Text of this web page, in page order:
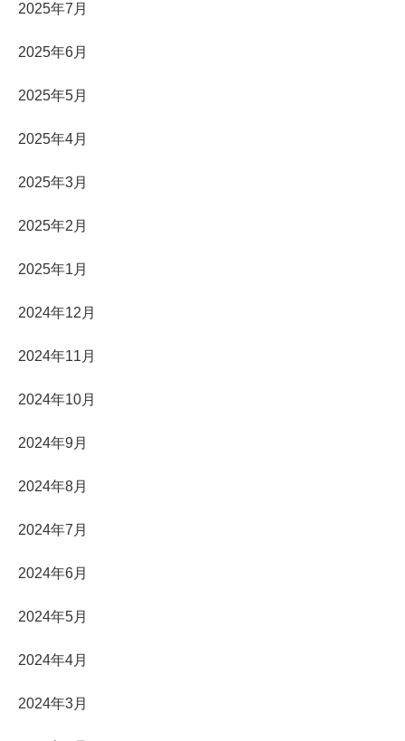
2025年7月
2025年6月
2025年5月
2025年4月
2025年3月
2025年2月
2025年1月
2024年12月
2024年11月
2024年10月
2024年9月
2024年8月
2024年7月
2024年6月
2024年5月
2024年4月
2024年3月